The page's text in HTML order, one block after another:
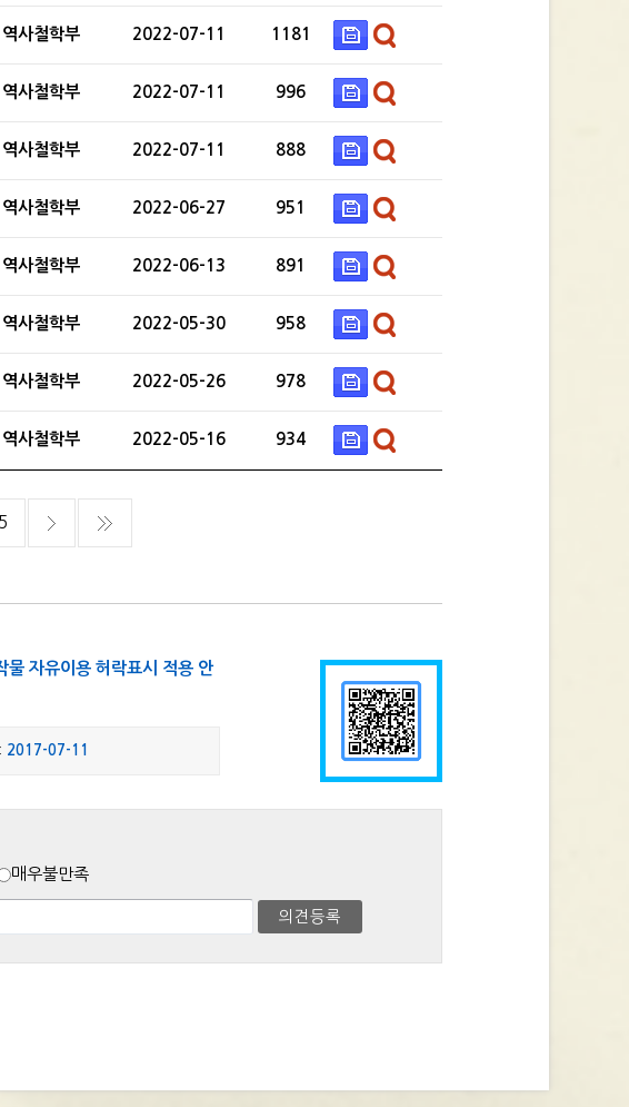
역사철학부 2022-07-11 1181
역사철학부 2022-07-11 996
역사철학부 2022-07-11 888
역사철학부 2022-06-27 951
역사철학부 2022-06-13 891
역사철학부 2022-05-30 958
역사철학부 2022-05-26 978
역사철학부 2022-05-16 934
물 자유이용 허락표시 적용 안
: 2017-07-11
매우불만족